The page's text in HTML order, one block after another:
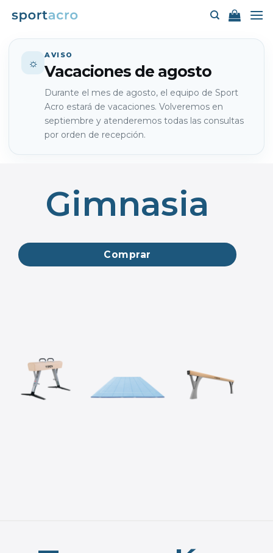
contenido
☼
AVISO
Vacaciones de agosto
Durante el mes de agosto, el equipo de Sport
Acro estará de vacaciones. Volveremos en
septiembre y atenderemos todas las consultas
por orden de recepción.
Gimnasia
Comprar